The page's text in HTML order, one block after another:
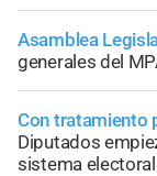
Asamblea
generales del
Con tratamiento
Diputados
sistema electoral